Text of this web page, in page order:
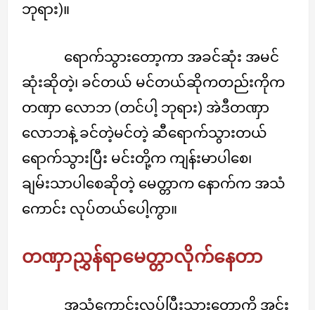
ဘုရား)။
ရောက်သွားတော့ကာ အခင်ဆုံး အမင်
ဆုံးဆိုတဲ့၊ ခင်တယ် မင်တယ်ဆိုကတည်းကိုက
တဏှာ လောဘ (တင်ပါ့ ဘုရား) အဲဒီတဏှာ
လောဘနဲ့ ခင်တဲ့မင်တဲ့ ဆီရောက်သွားတယ်
ရောက်သွားပြီး မင်းတို့က ကျန်းမာပါစေ၊
ချမ်းသာပါစေဆိုတဲ့ မေတ္တာက နောက်က အသံ
ကောင်း လုပ်တယ်ပေါ့ကွာ။
တဏှာညွှန်ရာမေတ္တာလိုက်နေတာ
အသံကောင်းလုပ်ပြီးသွားတော့ကို အင်း